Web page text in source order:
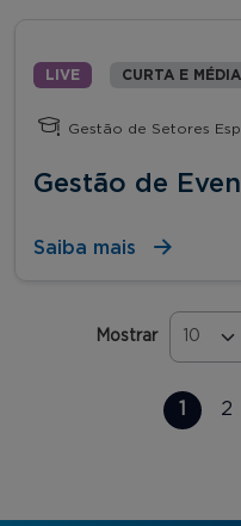
LIVE CURTA E
Gestão de Setores
Gestão de
Saiba mais
Mostrar
1 2